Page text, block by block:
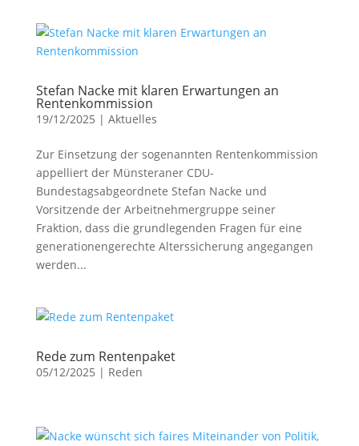
Stefan Nacke mit klaren Erwartungen an
Rentenkommission
19/12/2025 | Aktuelles
Zur Einsetzung der sogenannten Rentenkommission
appelliert der Münsteraner CDU-
Bundestagsabgeordnete Stefan Nacke und
Vorsitzende der Arbeitnehmergruppe seiner
Fraktion, dass die grundlegenden Fragen für eine
generationengerechte Alterssicherung angegangen
werden...
Rede zum Rentenpaket
05/12/2025 | Reden